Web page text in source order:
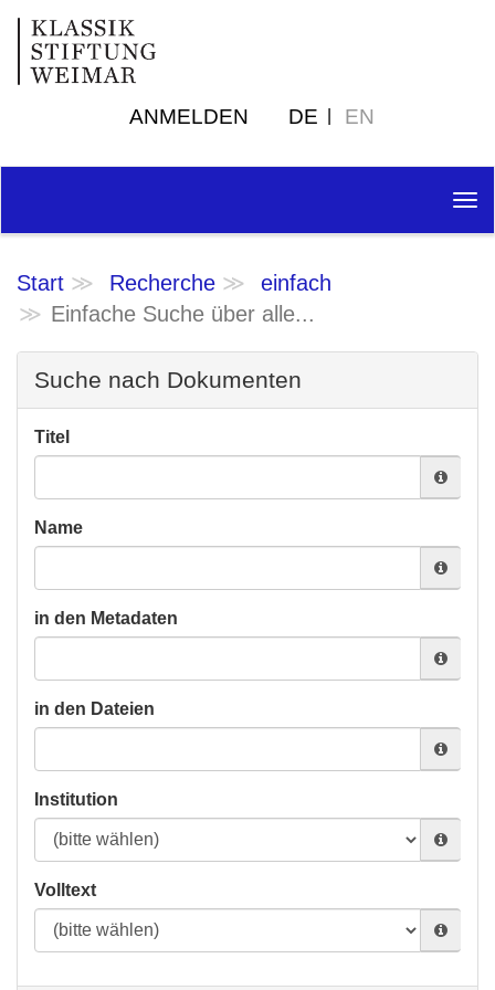
ANMELDEN DE EN
Start Recherche
einfach
Einfache Suche über alle...
Suche nach Dokumenten
Titel
Name
in den Metadaten
in den Dateien
Institution
Volltext